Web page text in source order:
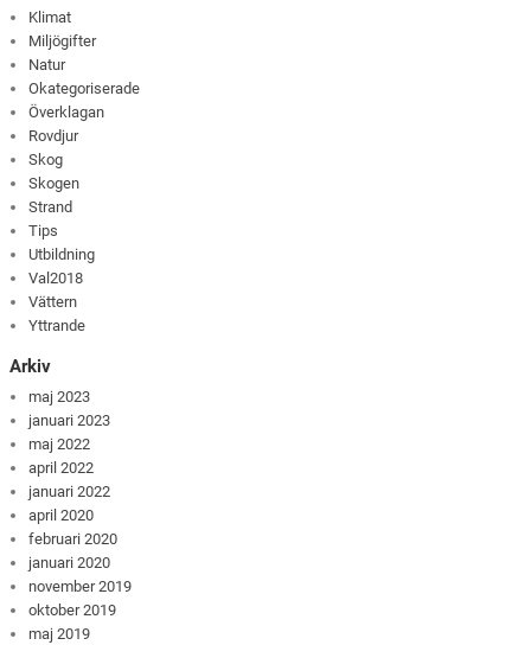
Klimat
Miljögifter
Natur
Okategoriserade
Överklagan
Rovdjur
Skog
Skogen
Strand
Tips
Utbildning
Val2018
Vättern
Yttrande
Arkiv
maj 2023
januari 2023
maj 2022
april 2022
januari 2022
april 2020
februari 2020
januari 2020
november 2019
oktober 2019
maj 2019